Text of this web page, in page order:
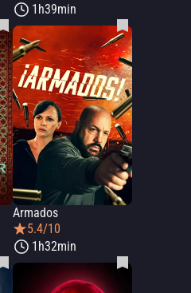
1h39min
Armados
5.4/10
1h32min